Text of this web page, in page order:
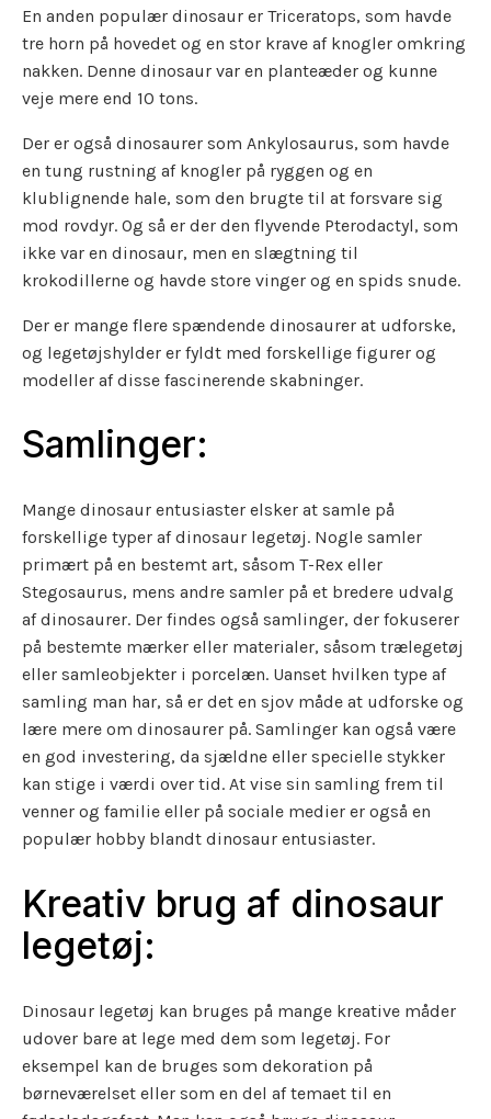
En anden populær dinosaur er Triceratops, som havde
tre horn på hovedet og en stor krave af knogler omkring
nakken. Denne dinosaur var en planteæder og kunne
veje mere end 10 tons.
Der er også dinosaurer som Ankylosaurus, som havde
en tung rustning af knogler på ryggen og en
klublignende hale, som den brugte til at forsvare sig
mod rovdyr. Og så er der den flyvende Pterodactyl, som
ikke var en dinosaur, men en slægtning til
krokodillerne og havde store vinger og en spids snude.
Der er mange flere spændende dinosaurer at udforske,
og legetøjshylder er fyldt med forskellige figurer og
modeller af disse fascinerende skabninger.
Samlinger:
Mange dinosaur entusiaster elsker at samle på
forskellige typer af dinosaur legetøj. Nogle samler
primært på en bestemt art, såsom T-Rex eller
Stegosaurus, mens andre samler på et bredere udvalg
af dinosaurer. Der findes også samlinger, der fokuserer
på bestemte mærker eller materialer, såsom trælegetøj
eller samleobjekter i porcelæn. Uanset hvilken type af
samling man har, så er det en sjov måde at udforske og
lære mere om dinosaurer på. Samlinger kan også være
en god investering, da sjældne eller specielle stykker
kan stige i værdi over tid. At vise sin samling frem til
venner og familie eller på sociale medier er også en
populær hobby blandt dinosaur entusiaster.
Kreativ brug af dinosaur
legetøj:
Dinosaur legetøj kan bruges på mange kreative måder
udover bare at lege med dem som legetøj. For
eksempel kan de bruges som dekoration på
børneværelset eller som en del af temaet til en